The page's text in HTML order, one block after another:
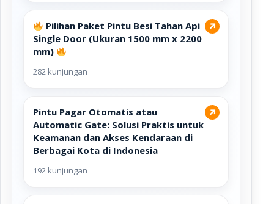
↗
Pilihan Paket Pintu Besi Tahan Api
Single Door (Ukuran 1500 mm x 2200
mm)
282 kunjungan
↗
Pintu Pagar Otomatis atau
Automatic Gate: Solusi Praktis untuk
Keamanan dan Akses Kendaraan di
Berbagai Kota di Indonesia
192 kunjungan